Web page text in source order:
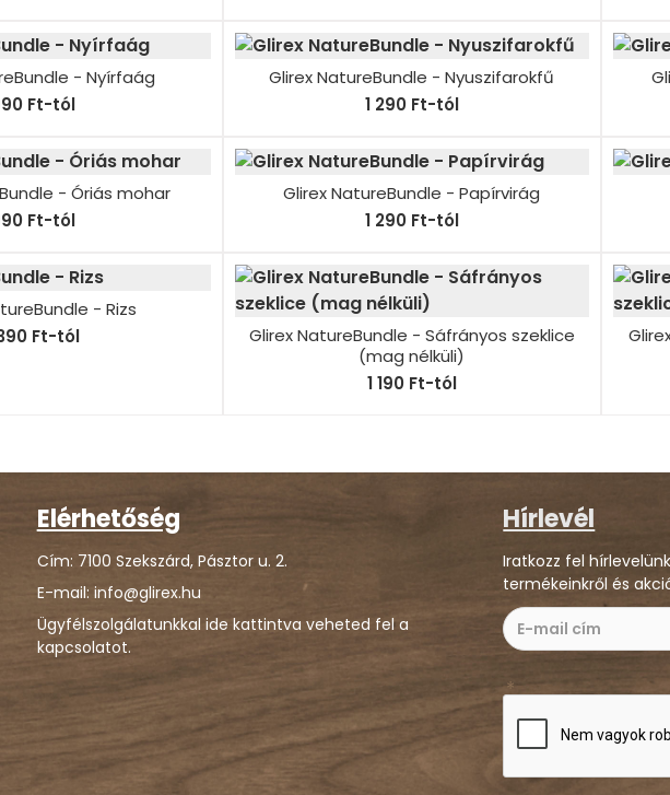
- Nyírfaág
Ft-tól
Glirex NatureBundle - Nyuszifarokfű
1 290 Ft-tól
- Óriás mohar
Ft-tól
Glirex NatureBundle - Papírvirág
1 290 Ft-tól
- Rizs
Ft-tól
Glirex NatureBundle - Sáfrányos szeklice
(mag nélküli)
1 190 Ft-tól
Elérhetőség
Cím: 7100 Szekszárd, Pásztor u. 2.
E-mail: info@glirex.hu
Ügyfélszolgálatunkkal ide kattintva veheted fel a
kapcsolatot.
Hírlevél
Iratkozz fel
termékeinkről és